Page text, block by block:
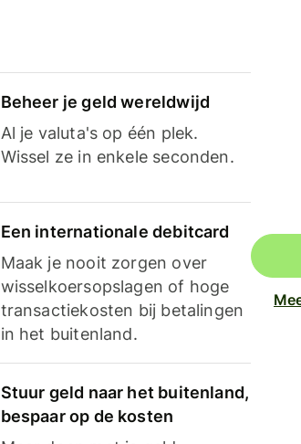
Beheer je geld wereldwijd
Al je valuta's op één plek.
Wissel ze in enkele seconden.
Een internationale debitcard
Maak je nooit zorgen over
wisselkoersopslagen of hoge
transactiekosten bij betalingen
in het buitenland.
Stuur geld naar het buitenland,
bespaar op de kosten